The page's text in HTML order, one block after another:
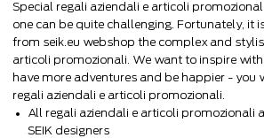
Special regali aziendali e articoli
one can be quite challenging. Fortunately, it
from seik.eu webshop the complex and
articoli promozionali. We want to inspire
have more adventures and be happier - you
regali aziendali e articoli promozionali.
All regali aziendali e articoli promozionali
SEIK designers